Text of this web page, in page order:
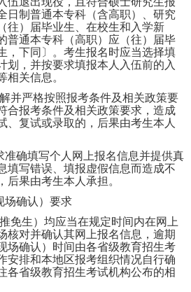
日制普通本专科（含高职）、研究
往）届毕业生、在校生和入学新
普通本专科（高职）应（往）届毕
，下同〕。考生报名时应当选择填
划，并按要求填报本人入伍前的入
相关信息。
并严格按照报考条件及相关政策要
合报考条件及相关政策要求，造成
、复试或录取的，后果由考生本人
准确填写个人网上报名信息并提供真
填写错误、填报虚假信息而造成不
后果由考生本人承担。
场确认）要求
免生）均应当在规定时间内在网上
核对并确认其网上报名信息，逾期
场确认）时间由各省级教育招生考
安排和本地区报考组织情况自行确
各省级教育招生考试机构公布的相